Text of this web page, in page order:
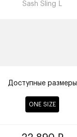
Sash Sling L
Доступные размеры
ONE SIZE